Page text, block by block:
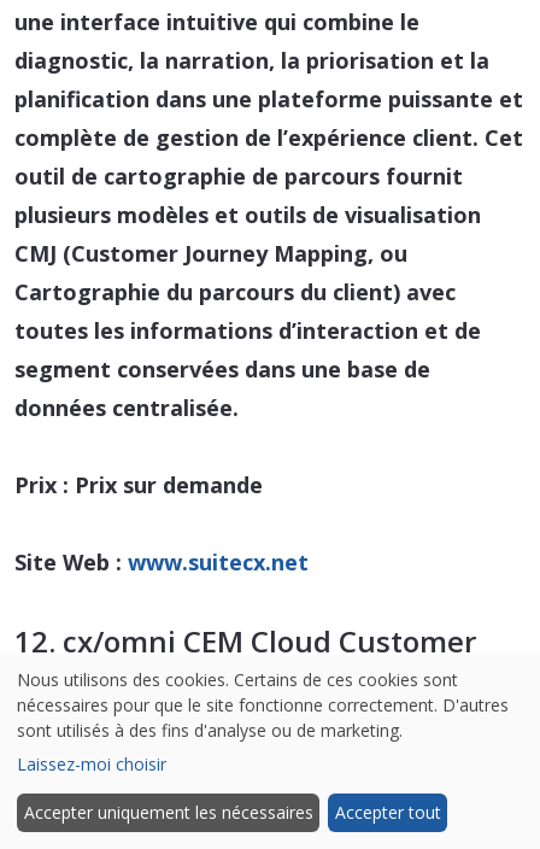
une interface intuitive qui combine le
diagnostic, la narration, la priorisation et la
planification dans une plateforme puissante et
complète de gestion de l’expérience client. Cet
outil de cartographie de parcours fournit
plusieurs modèles et outils de visualisation
CMJ (Customer Journey Mapping, ou
Cartographie du parcours du client) avec
toutes les informations d’interaction et de
segment conservées dans une base de
données centralisée.
Prix : Prix sur demande
Site Web : www.suitecx.net
12. cx/omni CEM Cloud Customer
Journey Mapping Software
Nous utilisons des cookies. Certains de ces cookies sont
nécessaires pour que le site fonctionne correctement. D'autres
sont utilisés à des fins d'analyse ou de marketing.
Laissez-moi choisir
Accepter uniquement les nécessaires Accepter tout